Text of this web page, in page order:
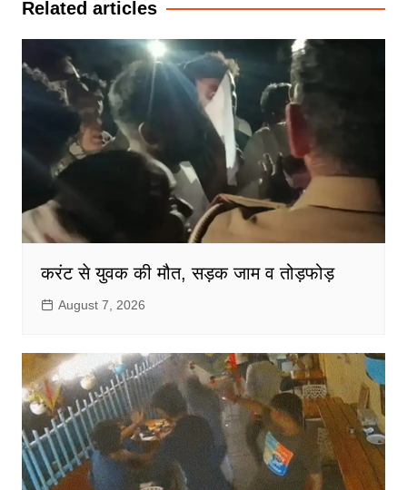
Related articles
करंट से युवक की मौत, सड़क जाम व तोड़फोड़
August 7, 2026